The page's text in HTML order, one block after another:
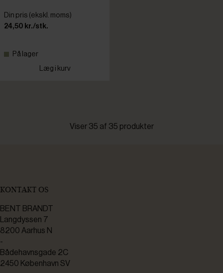
Din pris (ekskl. moms)
24,50 kr./stk.
På lager
Læg i kurv
Viser 35 af 35 produkter
KONTAKT OS
BENT BRANDT
Langdyssen 7
8200 Aarhus N
-
Bådehavnsgade 2C
2450 København SV